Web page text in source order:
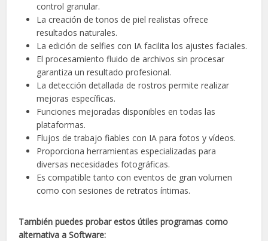
control granular.
La creación de tonos de piel realistas ofrece
resultados naturales.
La edición de selfies con IA facilita los ajustes faciales.
El procesamiento fluido de archivos sin procesar
garantiza un resultado profesional.
La detección detallada de rostros permite realizar
mejoras específicas.
Funciones mejoradas disponibles en todas las
plataformas.
Flujos de trabajo fiables con IA para fotos y vídeos.
Proporciona herramientas especializadas para
diversas necesidades fotográficas.
Es compatible tanto con eventos de gran volumen
como con sesiones de retratos íntimas.
También puedes probar estos útiles programas como
alternativa a Software: